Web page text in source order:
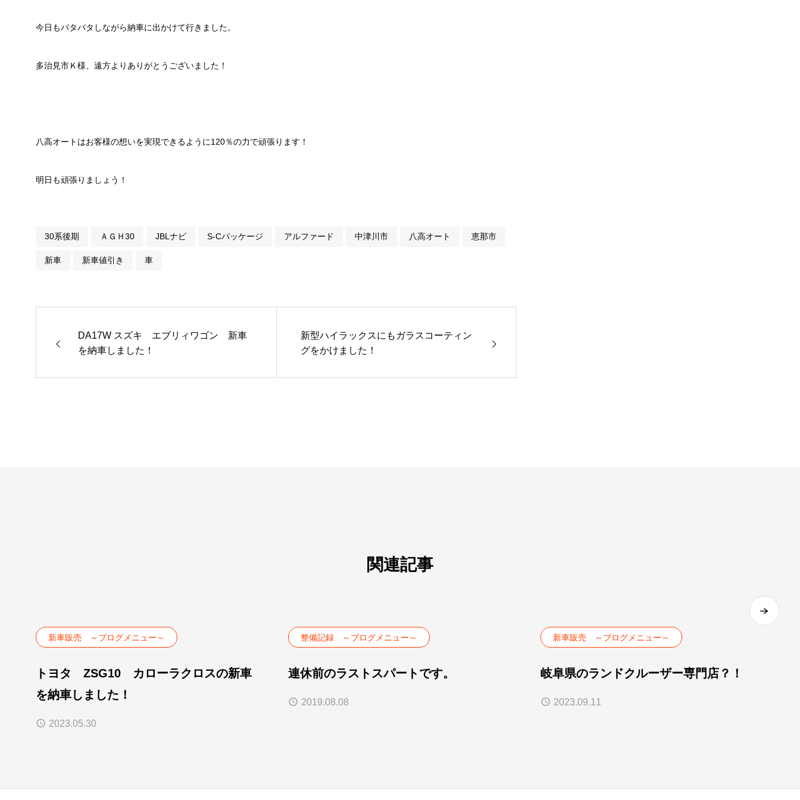
今日もバタバタしながら納車に出かけて行きました。
多治見市Ｋ様、遠方よりありがとうございました！
八高オートはお客様の想いを実現できるように120％の力で頑張ります！
明日も頑張りましょう！
30系後期 ＡＧＨ30 JBLナビ S-Cパッケージ アルファード 中津川市 八高オート 恵那市
新車 新車値引き 車
DA17W スズキ エブリィワゴン 新車
を納車しました！
新型ハイラックスにもガラスコーティン
グをかけました！
関連記事
新車販売 ～ブログメニュー～
トヨタ ZSG10 カローラクロスの新車
を納車しました！
2023.05.30
整備記録 ～ブログメニュー～
連休前のラストスパートです。
2019.08.08
新車販売 ～ブログメニュー～
岐阜県のランドクルーザー専門店？！
2023.09.11